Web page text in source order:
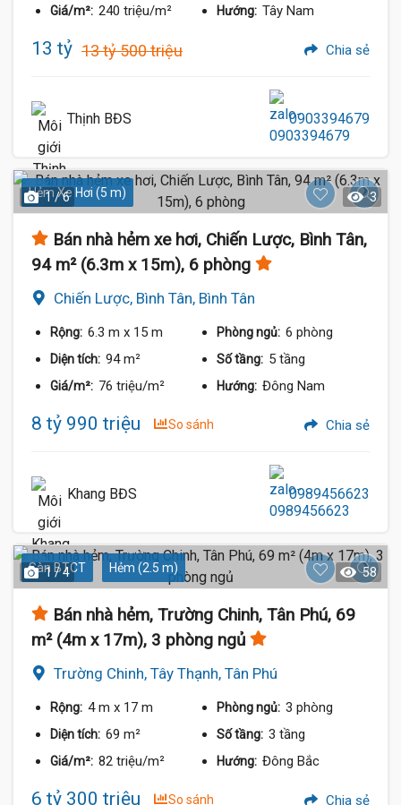
Giá/m²: 240 triệu/m² Hướng: Tây Nam
13 tỷ 13 tỷ 500 triệu Chia sẻ
Thịnh BĐS 0903394679
Hẻm Xe Hơi (5 m)
1 / 6 3
Bán nhà hẻm xe hơi, Chiến Lược, Bình Tân,
94 m² (6.3m x 15m), 6 phòng
Chiến Lược, Bình Tân, Bình Tân
Rộng: 6.3 m x 15 m Phòng ngủ: 6 phòng
Diện tích: 94 m² Số tầng: 5 tầng
Giá/m²: 76 triệu/m² Hướng: Đông Nam
8 tỷ 990 triệu So sánh Chia sẻ
Khang BĐS 0989456623
Sàn BTCT Hẻm (2.5 m)
1 / 4 58
Bán nhà hẻm, Trường Chinh, Tân Phú, 69
m² (4m x 17m), 3 phòng ngủ
Trường Chinh, Tây Thạnh, Tân Phú
Rộng: 4 m x 17 m Phòng ngủ: 3 phòng
Diện tích: 69 m² Số tầng: 3 tầng
Giá/m²: 82 triệu/m² Hướng: Đông Bắc
6 tỷ 300 triệu So sánh Chia sẻ